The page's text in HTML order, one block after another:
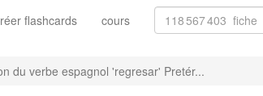
flashcards cours
du verbe espagnol 'regresar' Pretér...